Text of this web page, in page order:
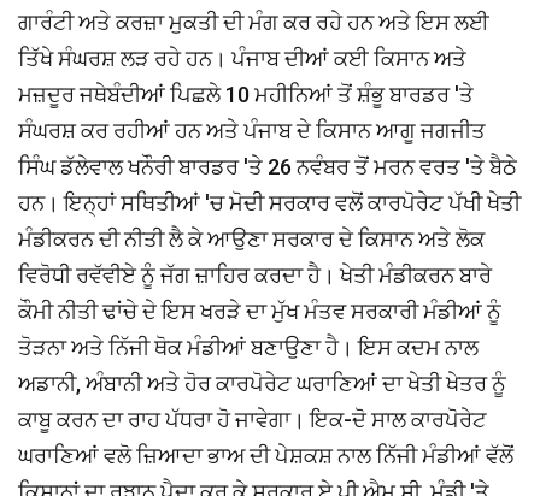
ਗਾਰੰਟੀ ਅਤੇ ਕਰਜ਼ਾ ਮੁਕਤੀ ਦੀ ਮੰਗ ਕਰ ਰਹੇ ਹਨ ਅਤੇ ਇਸ ਲਈ
ਤਿੱਖੇ ਸੰਘਰਸ਼ ਲੜ ਰਹੇ ਹਨ। ਪੰਜਾਬ ਦੀਆਂ ਕਈ ਕਿਸਾਨ ਅਤੇ
ਮਜ਼ਦੂਰ ਜਥੇਬੰਦੀਆਂ ਪਿਛਲੇ 10 ਮਹੀਨਿਆਂ ਤੋਂ ਸ਼ੰਭੂ ਬਾਰਡਰ 'ਤੇ
ਸੰਘਰਸ਼ ਕਰ ਰਹੀਆਂ ਹਨ ਅਤੇ ਪੰਜਾਬ ਦੇ ਕਿਸਾਨ ਆਗੂ ਜਗਜੀਤ
ਸਿੰਘ ਡੱਲੇਵਾਲ ਖਨੌਰੀ ਬਾਰਡਰ 'ਤੇ 26 ਨਵੰਬਰ ਤੋਂ ਮਰਨ ਵਰਤ 'ਤੇ ਬੈਠੇ
ਹਨ। ਇਨ੍ਹਾਂ ਸਥਿਤੀਆਂ 'ਚ ਮੋਦੀ ਸਰਕਾਰ ਵਲੋਂ ਕਾਰਪੋਰੇਟ ਪੱਖੀ ਖੇਤੀ
ਮੰਡੀਕਰਨ ਦੀ ਨੀਤੀ ਲੈ ਕੇ ਆਉਣਾ ਸਰਕਾਰ ਦੇ ਕਿਸਾਨ ਅਤੇ ਲੋਕ
ਵਿਰੋਧੀ ਰਵੱਵੀਏ ਨੂੰ ਜੱਗ ਜ਼ਾਹਿਰ ਕਰਦਾ ਹੈ। ਖੇਤੀ ਮੰਡੀਕਰਨ ਬਾਰੇ
ਕੌਮੀ ਨੀਤੀ ਢਾਂਚੇ ਦੇ ਇਸ ਖਰੜੇ ਦਾ ਮੁੱਖ ਮੰਤਵ ਸਰਕਾਰੀ ਮੰਡੀਆਂ ਨੂੰ
ਤੋੜਨਾ ਅਤੇ ਨਿੱਜੀ ਥੋਕ ਮੰਡੀਆਂ ਬਣਾਉਣਾ ਹੈ। ਇਸ ਕਦਮ ਨਾਲ
ਅਡਾਨੀ, ਅੰਬਾਨੀ ਅਤੇ ਹੋਰ ਕਾਰਪੋਰੇਟ ਘਰਾਣਿਆਂ ਦਾ ਖੇਤੀ ਖੇਤਰ ਨੂੰ
ਕਾਬੂ ਕਰਨ ਦਾ ਰਾਹ ਪੱਧਰਾ ਹੋ ਜਾਵੇਗਾ। ਇਕ-ਦੋ ਸਾਲ ਕਾਰਪੋਰੇਟ
ਘਰਾਣਿਆਂ ਵਲੋ ਜ਼ਿਆਦਾ ਭਾਅ ਦੀ ਪੇਸ਼ਕਸ਼ ਨਾਲ ਨਿੱਜੀ ਮੰਡੀਆਂ ਵੱਲੋਂ